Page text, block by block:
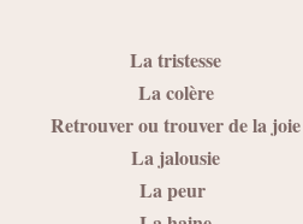
La tristesse
La colère
Retrouver ou trouver de la joie
La jalousie
La peur